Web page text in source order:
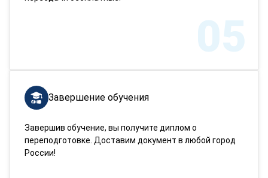
05
Завершение обучения
Завершив обучение, вы получите диплом о
переподготовке. Доставим документ в любой город
России!